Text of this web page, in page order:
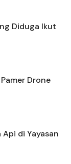
Diduga Ikut
Drone
di Yayasan